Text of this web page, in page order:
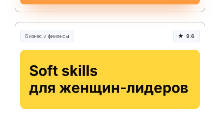
Бизнес и финансы 9.6